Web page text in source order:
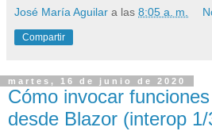
José María Aguilar a las 8:05 a. m.
Compartir
martes, 16 de junio de 2020
Cómo invocar
desde Blazor (interop 1/